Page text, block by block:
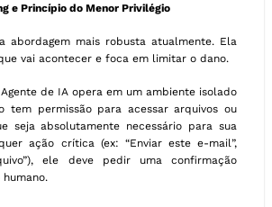
e Princípio do Menor Privilégio
abordagem mais robusta atualmente. Ela
vai acontecer e foca em limitar o dano.
de IA opera em um ambiente isolado
tem permissão para acessar arquivos ou
seja absolutamente necessário para sua
ação crítica (ex: “Enviar este e-mail”,
ele deve pedir uma confirmação
humano.